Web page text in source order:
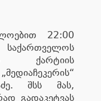
22:00
საქართველოს
ქარტიის
შსს მას,
გადაკეტვას